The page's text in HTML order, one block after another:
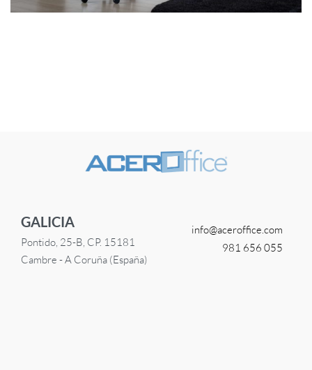
GALICIA
Pontido, 25-B, CP. 15181
Cambre - A Coruña (España)
info@aceroffice.com
981 656 055